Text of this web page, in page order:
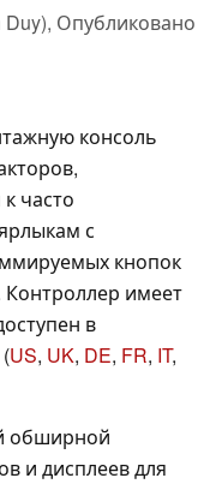
Опубликовано
консоль
часто
с
кнопок
Контроллер имеет
в
US, UK, DE, FR, IT,
обширной
и дисплеев для